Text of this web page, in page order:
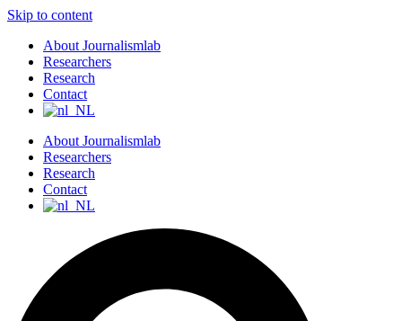
Skip to content
About Journalismlab
Researchers
Research
Contact
About Journalismlab
Researchers
Research
Contact